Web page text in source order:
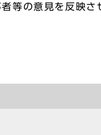
等の意見を反映さ